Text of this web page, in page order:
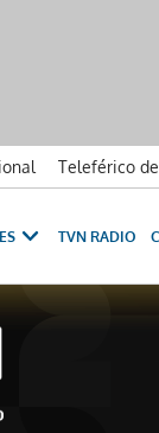
Teleférico
TVN RADIO